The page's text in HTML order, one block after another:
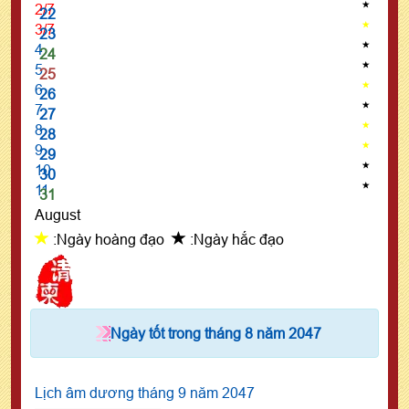
22
2/7
23
3/7
24
4
25
5
26
6
27
7
28
8
29
9
30
10
31
11
August
:Ngày hoàng đạo
:Ngày hắc đạo
Ngày tốt trong tháng 8 năm 2047
Lịch âm dương tháng 9 năm 2047